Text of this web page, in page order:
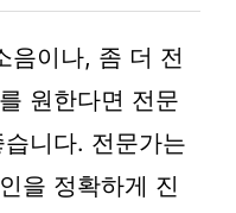
음이나, 좀 더 전
원한다면 전문
니다. 전문가는
을 정확하게 진